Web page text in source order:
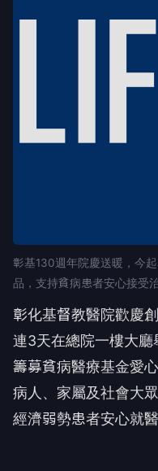
彰基130週年院慶送暖，今
品，支持貧病患者安心接受
彰化基督教醫院歡慶
連3天在總院一樓大
籌募貧病醫療基金愛
病人、家屬及社會大
經濟弱勢患者安心就醫